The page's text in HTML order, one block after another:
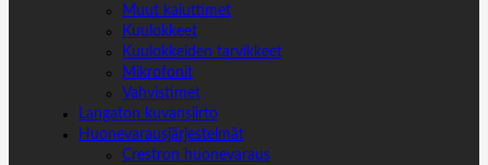
Muut kaiuttimet
Kuulokkeet
Kuulokkeiden tarvikkeet
Mikrofonit
Vahvistimet
Langaton kuvansiirto
Huonevarausjärjestelmät
Crestron huonevaraus